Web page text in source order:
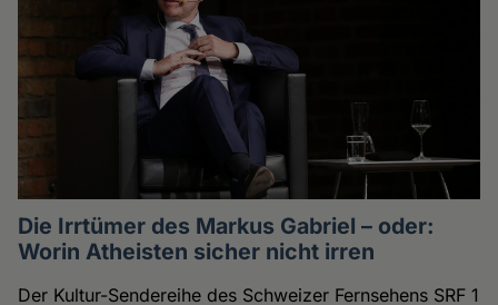
Die Irrtümer des Markus Gabriel – oder:
Worin Atheisten sicher nicht irren
Der Kultur-Sendereihe des Schweizer Fernsehens SRF 1